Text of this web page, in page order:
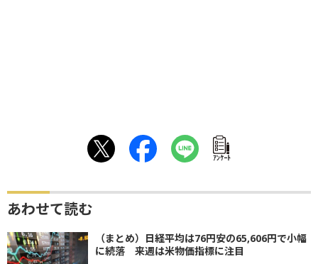
ｱﾝｹｰﾄ
あわせて読む
（まとめ）日経平均は76円安の65,606円で小幅
に続落 来週は米物価指標に注目